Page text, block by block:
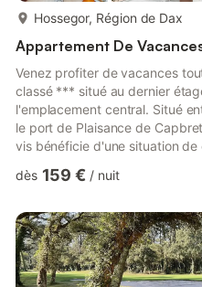
Hossegor, Région de Dax
Appartement De
Venez profiter de vacances
classé *** situé au dernier
l'emplacement central. Situé
le port de Plaisance de
vis bénéficie d'une situation
ses boutiques ainsi que ses
présente une superficie de
intimité pour tous. Au rez-de-
dès 159 € / nuit